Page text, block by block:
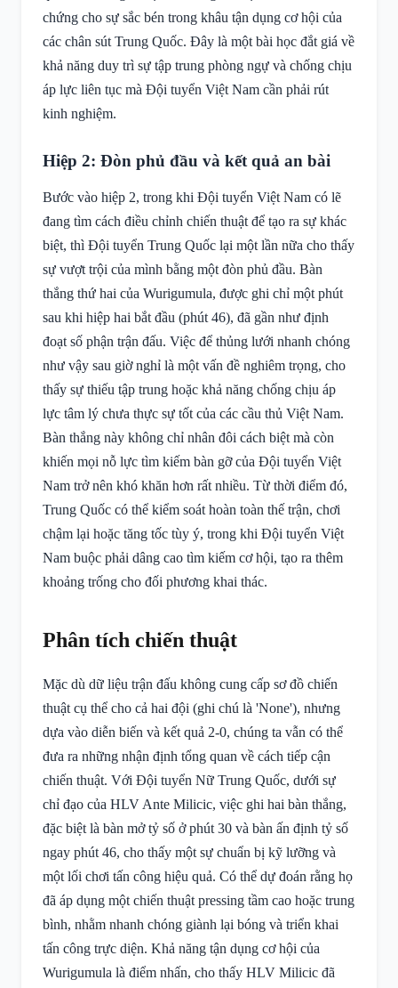
chứng cho sự sắc bén trong khâu tận dụng cơ hội của
các chân sút Trung Quốc. Đây là một bài học đắt giá về
khả năng duy trì sự tập trung phòng ngự và chống chịu
áp lực liên tục mà Đội tuyển Việt Nam cần phải rút
kinh nghiệm.
Hiệp 2: Đòn phủ đầu và kết quả an bài
Bước vào hiệp 2, trong khi Đội tuyển Việt Nam có lẽ
đang tìm cách điều chỉnh chiến thuật để tạo ra sự khác
biệt, thì Đội tuyển Trung Quốc lại một lần nữa cho thấy
sự vượt trội của mình bằng một đòn phủ đầu. Bàn
thắng thứ hai của Wurigumula, được ghi chỉ một phút
sau khi hiệp hai bắt đầu (phút 46), đã gần như định
đoạt số phận trận đấu. Việc để thủng lưới nhanh chóng
như vậy sau giờ nghỉ là một vấn đề nghiêm trọng, cho
thấy sự thiếu tập trung hoặc khả năng chống chịu áp
lực tâm lý chưa thực sự tốt của các cầu thủ Việt Nam.
Bàn thắng này không chỉ nhân đôi cách biệt mà còn
khiến mọi nỗ lực tìm kiếm bàn gỡ của Đội tuyển Việt
Nam trở nên khó khăn hơn rất nhiều. Từ thời điểm đó,
Trung Quốc có thể kiểm soát hoàn toàn thế trận, chơi
chậm lại hoặc tăng tốc tùy ý, trong khi Đội tuyển Việt
Nam buộc phải dâng cao tìm kiếm cơ hội, tạo ra thêm
khoảng trống cho đối phương khai thác.
Phân tích chiến thuật
Mặc dù dữ liệu trận đấu không cung cấp sơ đồ chiến
thuật cụ thể cho cả hai đội (ghi chú là 'None'), nhưng
dựa vào diễn biến và kết quả 2-0, chúng ta vẫn có thể
đưa ra những nhận định tổng quan về cách tiếp cận
chiến thuật. Với Đội tuyển Nữ Trung Quốc, dưới sự
chỉ đạo của HLV Ante Milicic, việc ghi hai bàn thắng,
đặc biệt là bàn mở tỷ số ở phút 30 và bàn ấn định tỷ số
ngay phút 46, cho thấy một sự chuẩn bị kỹ lưỡng và
một lối chơi tấn công hiệu quả. Có thể dự đoán rằng họ
đã áp dụng một chiến thuật pressing tầm cao hoặc trung
bình, nhằm nhanh chóng giành lại bóng và triển khai
tấn công trực diện. Khả năng tận dụng cơ hội của
Wurigumula là điểm nhấn, cho thấy HLV Milicic đã